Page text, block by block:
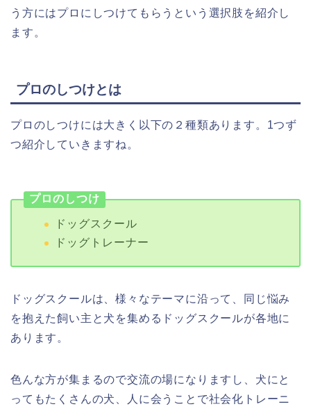
う方にはプロにしつけてもらうという選択肢を紹介し
ます。
プロのしつけとは
プロのしつけには大きく以下の２種類あります。1つず
つ紹介していきますね。
プロのしつけ
ドッグスクール
ドッグトレーナー
ドッグスクールは、様々なテーマに沿って、同じ悩み
を抱えた飼い主と犬を集めるドッグスクールが各地に
あります。
色んな方が集まるので交流の場になりますし、犬にと
ってもたくさんの犬、人に会うことで社会化トレーニ